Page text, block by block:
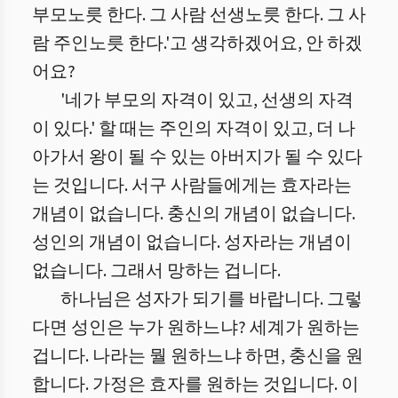
부모노릇 한다. 그 사람 선생노릇 한다. 그 사
람 주인노릇 한다.'고 생각하겠어요, 안 하겠
어요?
'네가 부모의 자격이 있고, 선생의 자격
이 있다.' 할 때는 주인의 자격이 있고, 더 나
아가서 왕이 될 수 있는 아버지가 될 수 있다
는 것입니다. 서구 사람들에게는 효자라는
개념이 없습니다. 충신의 개념이 없습니다.
성인의 개념이 없습니다. 성자라는 개념이
없습니다. 그래서 망하는 겁니다.
하나님은 성자가 되기를 바랍니다. 그렇
다면 성인은 누가 원하느냐? 세계가 원하는
겁니다. 나라는 뭘 원하느냐 하면, 충신을 원
합니다. 가정은 효자를 원하는 것입니다. 이